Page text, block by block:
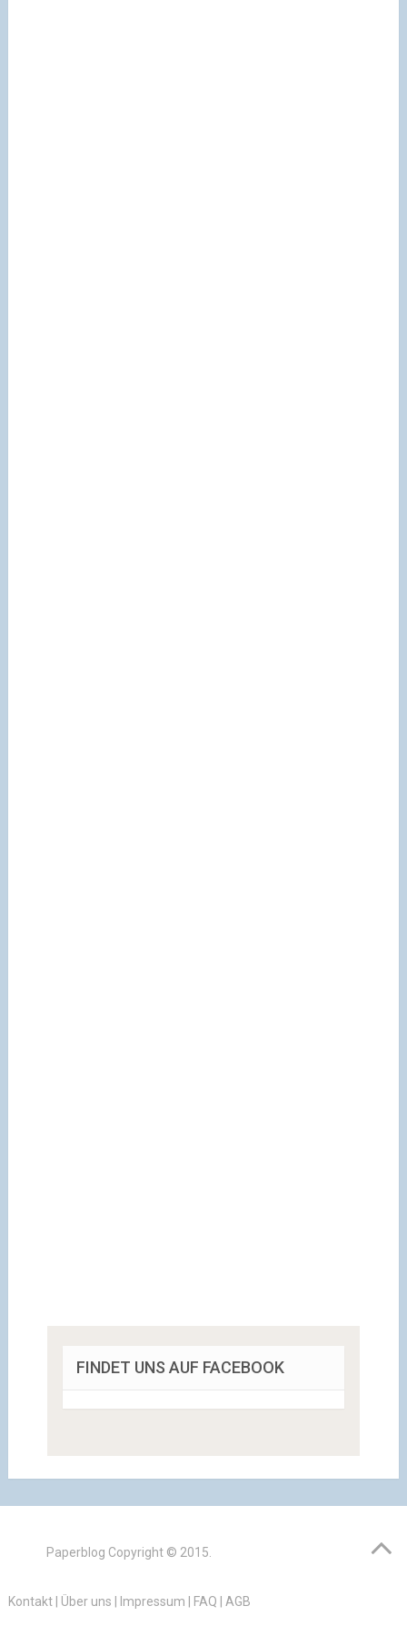
FINDET UNS AUF FACEBOOK
Paperblog Copyright © 2015.
Kontakt| Über uns Impressum FAQ AGB